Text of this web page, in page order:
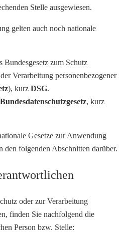
Stelle ausgewiesen.
gelten auch noch nationale
Bundesgesetz zum Schutz
Verarbeitung personenbezogener
), kurz DSG.
Bundesdatenschutzgesetz, kurz
Gesetze zur Anwendung
folgenden Abschnitten darüber.
oder zur Verarbeitung
finden Sie nachfolgend die
Person bzw. Stelle: